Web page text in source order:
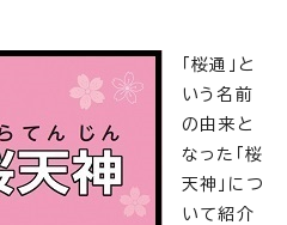
「桜通」と
いう名前
の由来と
なった「桜
天神」につ
いて紹介